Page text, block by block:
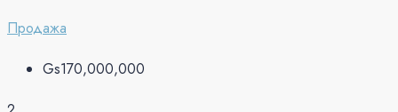
Продажа
Gs170,000,000